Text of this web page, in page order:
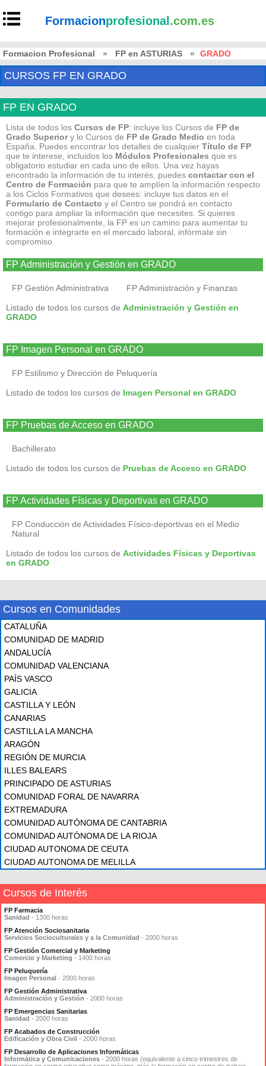
Formacionprofesional .com.es
Formacion Profesional » FP en ASTURIAS » GRADO
CURSOS FP EN GRADO
FP EN GRADO
Lista de todos los Cursos de FP: incluye los Cursos de FP de
Grado Superiory lo Cursos de FP de Grado Medio en toda
España. Puedes encontrar los detalles de cualquier Título de FP
que te interese, incluidos los Módulos Profesionales que es
obligatorio estudiar en cada uno de ellos. Una vez hayas
encontrado la información de tu interés, puedes contactar con el
Centro de Formación para que te amplíen la información respecto
a los Ciclos Formativos que desees: incluye tus datos en el
Formulario de Contacto y el Centro se pondrá en contacto
contigo para ampliar la información que necesites. Si quieres
mejorar profesionalmente, la FP es un camino para aumentar tu
formación e integrarte en el mercado laboral, infórmate sin
compromiso
FP Administración y Gestión en GRADO
FP Gestión Administrativa FP Administración y Finanzas
Listado de todos los cursos de Administración y Gestión en
GRADO
FP Imagen Personal en GRADO
FP Estilismo y Dirección de Peluquería
Listado de todos los cursos de Imagen Personal en GRADO
FP Pruebas de Acceso en GRADO
Bachillerato
Listado de todos los cursos de Pruebas de Acceso en GRADO
FP Actividades Físicas y Deportivas en GRADO
FP Conducción de Actividades Físico-deportivas en el Medio
Natural
Listado de todos los cursos de Actividades Físicas y Deportivas
en GRADO
Cursos en Comunidades
CATALUÑA
COMUNIDAD DE MADRID
ANDALUCÍA
COMUNIDAD VALENCIANA
PAÍS VASCO
GALICIA
CASTILLA Y LEÓN
CANARIAS
CASTILLA LA MANCHA
ARAGÓN
REGIÓN DE MURCIA
ILLES BALEARS
PRINCIPADO DE ASTURIAS
COMUNIDAD FORAL DE NAVARRA
EXTREMADURA
COMUNIDAD AUTÓNOMA DE CANTABRIA
COMUNIDAD AUTÓNOMA DE LA RIOJA
CIUDAD AUTONOMA DE CEUTA
CIUDAD AUTONOMA DE MELILLA
Cursos de Interés
FP Farmacia
Sanidad - 1300 horas
FP Atención Sociosanitaria
Servicios Socioculturales y a la Comunidad - 2000 horas
FP Gestión Comercial y Marketing
Comercio y Marketing - 1400 horas
FP Peluquería
Imagen Personal - 2000 horas
FP Gestión Administrativa
Administración y Gestión - 2000 horas
FP Emergencias Sanitarias
Sanidad - 2000 horas
FP Acabados de Construcción
Edificación y Obra Civil - 2000 horas
FP Desarrollo de Aplicaciones Informáticas
Informática y Comunicaciones - 2000 horas (equivalente a cinco trimestres de